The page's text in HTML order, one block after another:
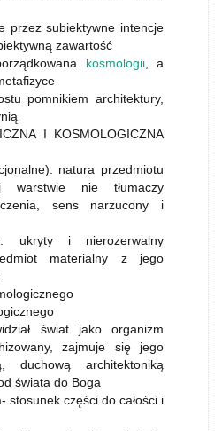
przez subiektywne intencje
zawartość
kosmologii, a
pomnikiem architektury,
I KOSMOLOGICZNA
natura przedmiotu
warstwie nie tłumaczy
sens narzucony i
ukryty i nierozerwalny
materialny z jego
świat jako organizm
zajmuje się jego
duchową architektoniką
świata do Boga
stosunek części do całości i